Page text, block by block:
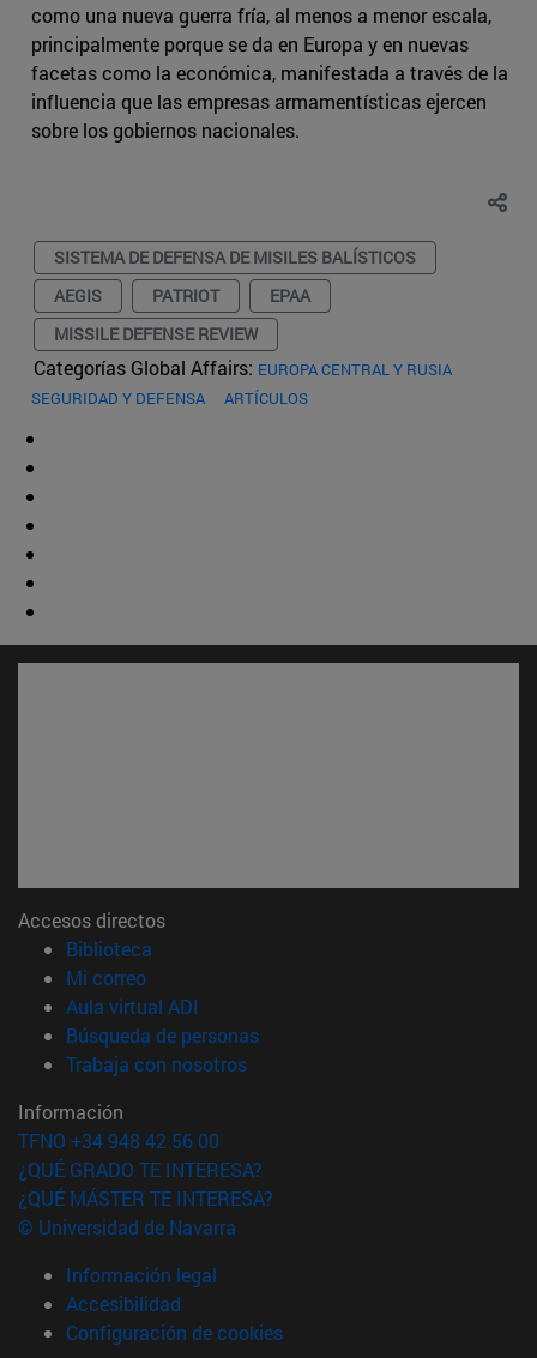
como una nueva guerra fría, al menos a menor escala,
principalmente porque se da en Europa y en nuevas
facetas como la económica, manifestada a través de la
influencia que las empresas armamentísticas ejercen
sobre los gobiernos nacionales.
SISTEMA DE DEFENSA DE MISILES BALÍSTICOS
AEGIS
PATRIOT
EPAA
MISSILE DEFENSE REVIEW
Categorías Global Affairs: EUROPA CENTRAL Y RUSIA
SEGURIDAD Y DEFENSA
ARTÍCULOS
Accesos directos
Biblioteca
Mi correo(abre en nueva ventana)
Aula virtual ADI
Búsqueda de personas(abre en nueva ventana)
Trabaja con nosotros(abre en nueva ventana)
Información
TFNO +34 948 42 56 00
¿QUÉ GRADO TE INTERESA?
¿QUÉ MÁSTER TE INTERESA?
© Universidad de Navarra
Información legal
Accesibilidad
Configuración de cookies